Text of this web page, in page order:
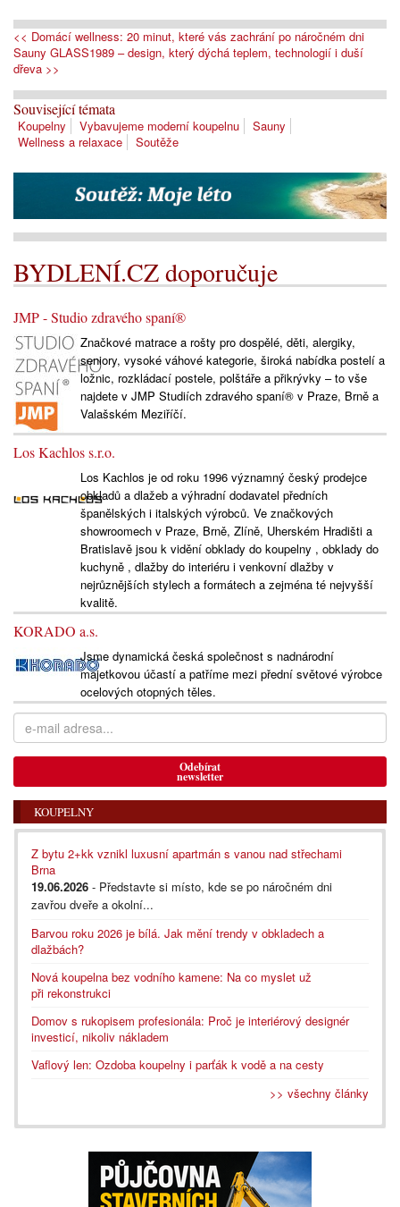
<< Domácí wellness: 20 minut, které vás zachrání po náročném dni
Sauny GLASS1989 – design, který dýchá teplem, technologií i duší
dřeva >>
Související témata
Koupelny Vybavujeme moderní koupelnu
Sauny
Wellness a relaxace
Soutěže
BYDLENÍ.CZ doporučuje
JMP - Studio zdravého spaní®
Značkové matrace a rošty pro dospělé, děti, alergiky,
seniory, vysoké váhové kategorie, široká nabídka postelí a
ložnic, rozkládací postele, polštáře a přikrývky – to vše
najdete v JMP Studiích zdravého spaní® v Praze, Brně a
Valašském Meziříčí.
Los Kachlos s.r.o.
Los Kachlos je od roku 1996 významný český prodejce
obkladů a dlažeb a výhradní dodavatel předních
španělských i italských výrobců. Ve značkových
showroomech v Praze, Brně, Zlíně, Uherském Hradišti a
Bratislavě jsou k vidění obklady do koupelny , obklady do
kuchyně , dlažby do interiéru i venkovní dlažby v
nejrůznějších stylech a formátech a zejména té nejvyšší
kvalitě.
KORADO a.s.
Jsme dynamická česká společnost s nadnárodní
majetkovou účastí a patříme mezi přední světové výrobce
ocelových otopných těles.
Odebírat
newsletter
KOUPELNY
Z bytu 2+kk vznikl luxusní apartmán s vanou nad střechami
Brna
19.06.2026 - Představte si místo, kde se po náročném dni
zavřou dveře a okolní...
Barvou roku 2026 je bílá. Jak mění trendy v obkladech a
dlažbách?
Nová koupelna bez vodního kamene: Na co myslet už
při rekonstrukci
Domov s rukopisem profesionála: Proč je interiérový designér
investicí, nikoliv nákladem
Vaflový len: Ozdoba koupelny i parťák k vodě a na cesty
>> všechny články